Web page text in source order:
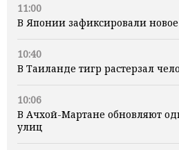
11:00
В Японии зафиксировали
10:40
В Таиланде тигр растерзал
10:06
В Ачхой-Мартане обновляют
улиц